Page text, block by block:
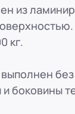
8
из
кг.
выполнен
боковины